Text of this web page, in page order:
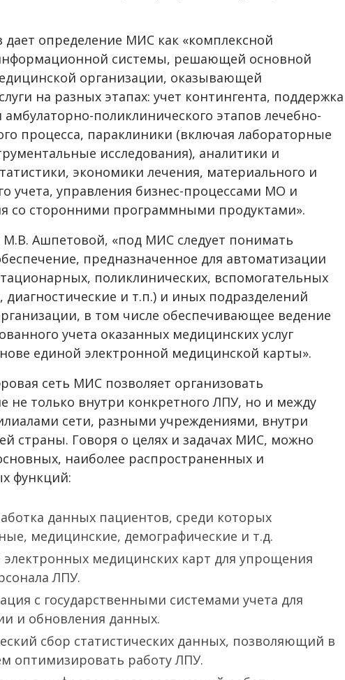
дает определение МИС как «комплексной
системы, решающей основной
организации, оказывающей
на разных этапах: учет контингента, поддержка
амбулаторно-поликлинического этапов лечебно-
процесса, параклиники (включая лабораторные
исследования), аналитики и
экономики лечения, материального и
учета, управления бизнес-процессами МО и
со сторонними программными продуктами».
М.В. Ашпетовой, «под МИС следует понимать
предназначенное для автоматизации
поликлинических, вспомогательных
диагностические и т.п.) и иных подразделений
в том числе обеспечивающее ведение
учета оказанных медицинских услуг
единой электронной медицинской карты».
сеть МИС позволяет организовать
не только внутри конкретного ЛПУ, но и между
сети, разными учреждениями, внутри
страны. Говоря о целях и задачах МИС, можно
наиболее распространенных и
функций:
данных пациентов, среди которых
медицинские, демографические и т.д.
электронных медицинских карт для упрощения
ЛПУ.
с государственными системами учета для
и обновления данных.
сбор статистических данных, позволяющий в
оптимизировать работу ЛПУ.